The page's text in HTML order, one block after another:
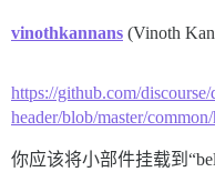
vinothkannans (Vinoth
https://github.com/
header/blob/master/
你应该将小部件挂载到